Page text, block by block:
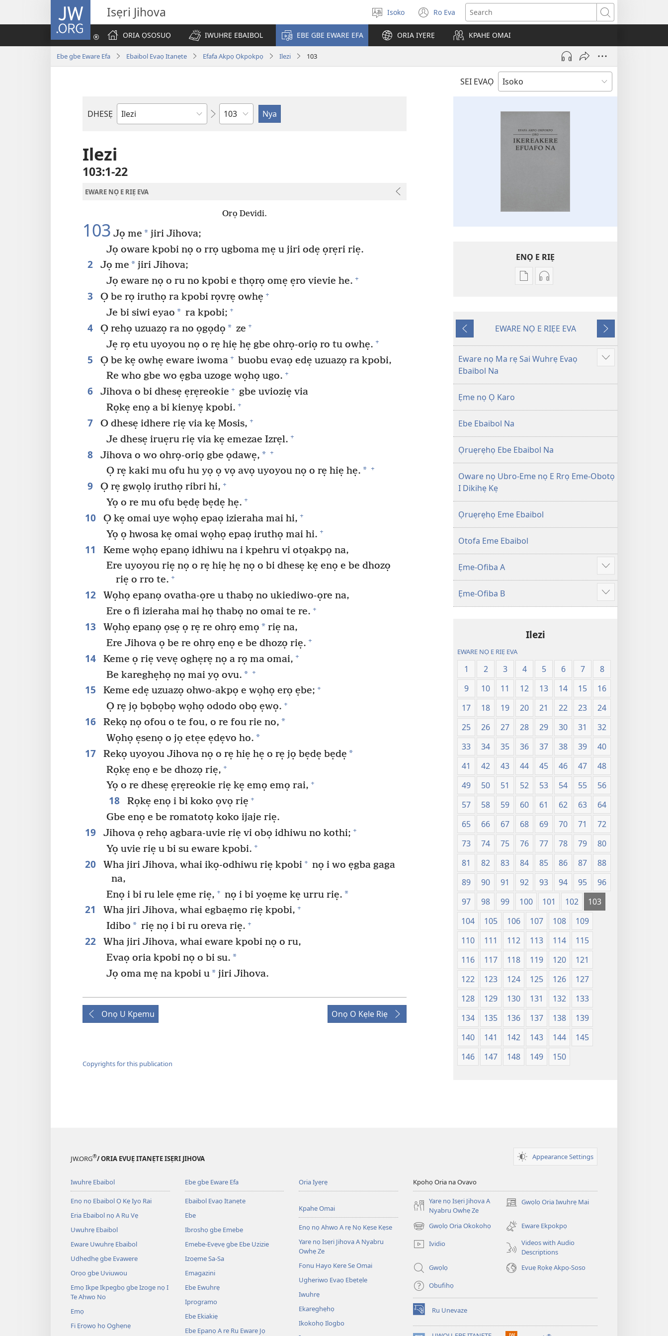
JW.ORG Isẹri Jihova
Salọ
ẹvẹrẹ
Isoko Ro Eva
(opens
new
window)
Search
ORIA ỌSOSUỌ
IWUHRẸ EBAIBOL EBE GBE EWARE EFA ORIA IYẸRẸ KPAHE OMAI
Ebe gbe Eware Efa Ebaibol Evaọ Itanẹte Efafa Akpọ Ọkpokpọ Ilezi 103
SEI EVAỌ
DHESẸ
Ebe
Uzou
Ilezi
103:1-22
EWARE NỌ E RIẸ EVA
Orọ Devidi.
103 Jọ me * jiri Jihova;
Jọ oware kpobi nọ o rrọ ugboma mẹ u jiri odẹ ọrẹri riẹ.
2 Jọ me *jiri Jihova;
Jọ eware nọ o ru no kpobi e thọrọ omẹ ẹro vievie he. +
3 Ọ be rọ iruthọ ra kpobi rọvrẹ owhẹ +
Je bi siwi eyao * ra kpobi; +
4 Ọ rehọ uzuazọ ra no ọgọdọ * ze +
Jẹ rọ etu uyoyou nọ o rẹ hiẹ hẹ gbe ohrọ-oriọ ro tu owhẹ. +
5 Ọ be kẹ owhẹ eware iwoma + buobu evaọ edẹ uzuazọ ra kpobi,
Re who gbe wo ẹgba uzoge wọhọ ugo. +
6 Jihova o bi dhesẹ ẹrẹreokie + gbe uvioziẹ via
Rọkẹ enọ a bi kienyẹ kpobi. +
7 O dhesẹ idhere riẹ via kẹ Mosis, +
Je dhesẹ iruẹru riẹ via kẹ emezae Izrẹl. +
8 Jihova o wo ohrọ-oriọ gbe ọdawẹ, * +
Ọ rẹ kaki mu ofu hu yọ ọ vọ avọ uyoyou nọ o rẹ hiẹ hẹ. * +
9 Ọ rẹ gwọlọ iruthọ ribri hi, +
Yọ o re mu ofu bẹdẹ bẹdẹ hẹ. +
10 Ọ kẹ omai uye wọhọ epaọ izieraha mai hi, +
Yọ ọ hwosa kẹ omai wọhọ epaọ iruthọ mai hi. +
11
Keme wọhọ epanọ idhiwu na i kpehru vi otọakpọ na,
Ere uyoyou riẹ nọ o rẹ hiẹ hẹ nọ o bi dhesẹ kẹ enọ e be dhozọ
riẹ o rro te. +
12
Wọhọ epanọ ovatha-ọre u thabọ no ukiediwo-ọre na,
Ere o fi izieraha mai họ thabọ no omai te re. +
13 Wọhọ epanọ ọsẹ ọ rẹ re ohrọ emọ *riẹ na,
Ere Jihova ọ be re ohrọ enọ e be dhozọ riẹ. +
14 Keme ọ riẹ vevẹ oghẹrẹ nọ a rọ ma omai, +
Be kareghẹhọ nọ mai yọ ovu. * +
15 Keme edẹ uzuazọ ohwo-akpọ e wọhọ erọ ẹbe; +
Ọ rẹ jọ bọbọbọ wọhọ ododo obọ ẹwọ. +
16 Rekọ nọ ofou o te fou, o re fou rie no, *
Wọhọ ẹsenọ o jọ etẹe ẹdẹvo ho. *
17 Rekọ uyoyou Jihova nọ o rẹ hiẹ hẹ o rẹ jọ bẹdẹ bẹdẹ *
Rọkẹ enọ e be dhozọ riẹ, +
Yọ o re dhesẹ ẹrẹreokie riẹ kẹ emọ emọ rai, +
18 Rọkẹ enọ i bi koko ọvọ riẹ +
Gbe enọ e be romatotọ koko ijaje riẹ.
19 Jihova ọ rehọ agbara-uvie riẹ vi obọ idhiwu no kothi; +
Yọ uvie riẹ u bi su eware kpobi. +
20 Wha jiri Jihova, whai ikọ-odhiwu riẹ kpobi + nọ i wo ẹgba gaga
na,
Enọ i bi ru lele ẹme riẹ, + nọ i bi yoẹme kẹ urru riẹ. *
21 Wha jiri Jihova, whai egbaẹmo riẹ kpobi, +
Idibo * riẹ nọ i bi ru oreva riẹ. +
22
Wha jiri Jihova, whai eware kpobi nọ o ru,
Evaọ oria kpobi nọ o bi su. *
Jọ oma mẹ na kpobi u* jiri Jihova.
Onọ U Kpemu Onọ O Kẹle Riẹ
Copyrights for this publication
ENỌ E RIẸ
Oghẹrẹ
nọ
rẹ
sae
Ọkpokpọ
Ikereakere
Efuafo
Na
(Onọ
evaọ
Oghẹrẹ
danlodu
Akpọ
Ọkpokpọ
Na
a
wariẹ
fa
evaọ
2013)
Onọ
U
Kpemu
EWARE NỌ E RIẸE EVA
Onọ
O
Kẹle
Eware nọ Ma rẹ Sai Wuhrẹ Evaọ
Ebaibol Na
Show
Ẹme nọ Ọ Karo
Ebe Ebaibol Na
Ọruẹrẹhọ Ebe Ebaibol Na
Oware nọ Ubro-Eme nọ E Rrọ Eme-Obotọ
I Dikihẹ Kẹ
Ọruẹrẹhọ Eme Ebaibol
Otofa Eme Ebaibol
Ẹme-Ofiba A
Show
more
Ẹme-Ofiba B
Show
more
Ilezi
EWARE NỌ E RIẸ EVA
1 2 3 4 5 6 7
8
9
10 11 12 13 14 15
16
17
18 19 20 21 22 23
24
25
26 27 28 29 30 31
32
33
34 35 36 37 38 39
40
41
42 43 44 45 46 47
48
49
50 51 52 53 54 55
56
57
58 59 60 61 62 63
64
65
66 67 68 69 70 71
72
73
74 75 76 77 78 79
80
81
82 83 84 85 86 87
88
89
90 91 92 93 94 95
96
97
98 99 100 101 102
103
104
105 106 107 108
109
110
111 112 113 114
115
116
117 118 119 120
121
122
123 124 125 126
127
128
129 130 131 132
133
134
135 136 137 138
139
140
141 142 143 144
145
146
147 148 149 150
JW.ORG®/ ORIA EVUẸ ITANẸTE ISẸRI JIHOVA Appearance Settings
Iwuhrẹ Ebaibol
Enọ nọ Ebaibol Ọ Kẹ Iyo Rai
Eria Ebaibol nọ A Ru Vẹ
Uwuhrẹ Ebaibol
Eware Uwuhrẹ Ebaibol
Udhedhẹ gbe Evawere
Orọo gbe Uviuwou
Emọ Ikpe Ikpegbọ gbe Izoge nọ I
Te Ahwo No
Emọ
Fi Ẹrọwọ họ Ọghẹnẹ
Ebe gbe Eware Efa
Ebaibol Evaọ Itanẹte
Ebe
Ibroshọ gbe Emebe
Emebe-Evẹvẹ gbe Ebe Uzizie
Izoẹme Sa-Sa
Emagazini
Ebe Ewuhrẹ
Iprogramo
Ebe Ekiakiẹ
Ebe Epanọ A re Ru Eware Jọ
Oria Iyẹrẹ
Kpahe Omai
Enọ nọ Ahwo A rẹ Nọ Kẹse Kẹse
Yare nọ Isẹri Jihova A Nyabru
Owhẹ Ze
Fonu Hayo Kere Se Omai
Ugheriwo Evaọ Ebẹtẹle
Iwuhrẹ
Ekareghẹhọ
Ikokohọ Ilogbo
Kpohọ Oria na Ovavo
Yare nọ Isẹri Jihova A
Nyabru Owhẹ Ze
Gwọlọ Oria Iwuhrẹ Mai
(opens
window)
Gwọlọ Oria Okokohọ
(opens
new
window)
Eware Ekpokpọ
Ividio
Videos with Audio
Descriptions
Gwọlọ
Evuẹ Rọkẹ Akpọ-Soso
Obufihọ
Ru Unevaze
(opens
new
window)